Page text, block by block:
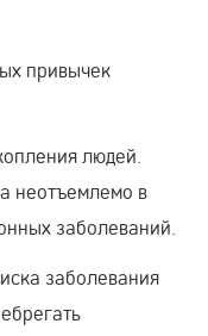
привычек
людей.
неотъемлемо в
заболеваний.
заболевания